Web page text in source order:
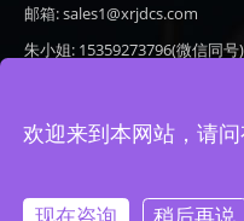
邮箱: sales1@xrjdcs.com
朱小姐: 15359273796(微信同号)
地址: 厦门市翔安区新澳路510
欢迎来到本网站，请
现在咨询 稍后再说